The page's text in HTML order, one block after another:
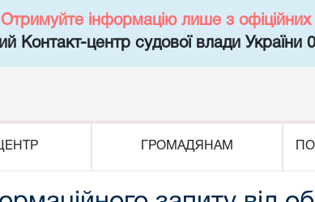
Отримуйте інформацію лише з
Контакт-центр судової влади України
ГРОМАДЯНАМ